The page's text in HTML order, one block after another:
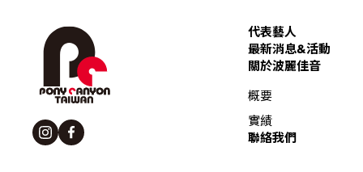
代表藝人
最新消息&活動
關於波麗佳音
概要
實績
聯絡我們